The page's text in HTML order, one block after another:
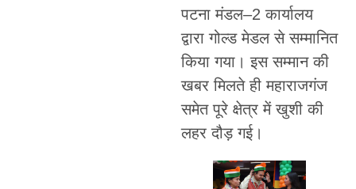
पटना मंडल–2 कार्यालय
द्वारा गोल्ड मेडल से सम्मानित
किया गया। इस सम्मान की
खबर मिलते ही महाराजगंज
समेत पूरे क्षेत्र में खुशी की
लहर दौड़ गई।